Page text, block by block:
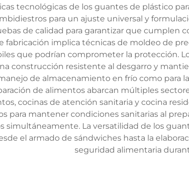
tecnológicas de los guantes de plástico
para un ajuste universal y
de calidad para garantizar que cumplen
fabricación implica técnicas de moldeo de
que podrían comprometer la protección.
construcción resistente al desgarro y
de almacenamiento en frío como para
de alimentos abarcan múltiples
cocinas de atención sanitaria y cocina
para mantener condiciones sanitarias al
simultáneamente. La versatilidad de los
el armado de sándwiches hasta la
seguridad alimentaria